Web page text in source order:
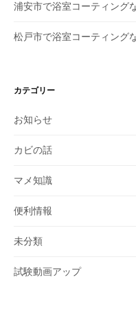
浦安市で浴室コーティング
松戸市で浴室コーティング
カテゴリー
お知らせ
カビの話
マメ知識
便利情報
未分類
試験動画アップ